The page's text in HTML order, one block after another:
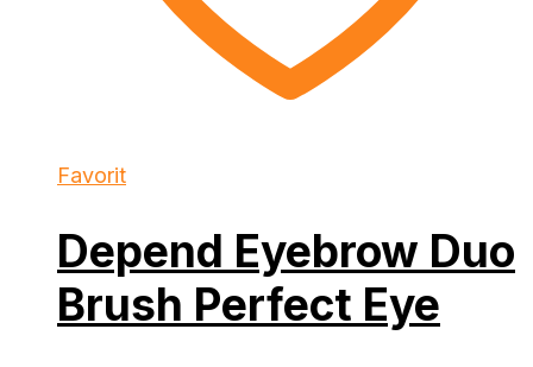
Favorit
Depend Eyebrow Duo
Brush Perfect Eye